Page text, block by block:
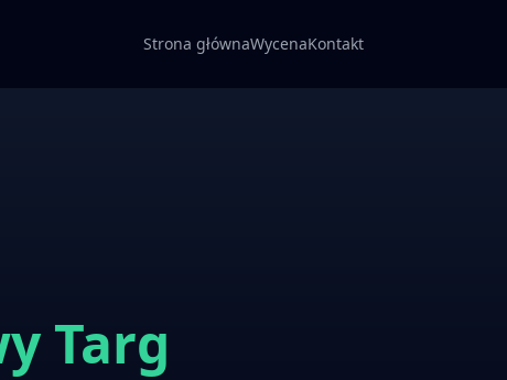
Strona głównaWycenaKontakt
Targ